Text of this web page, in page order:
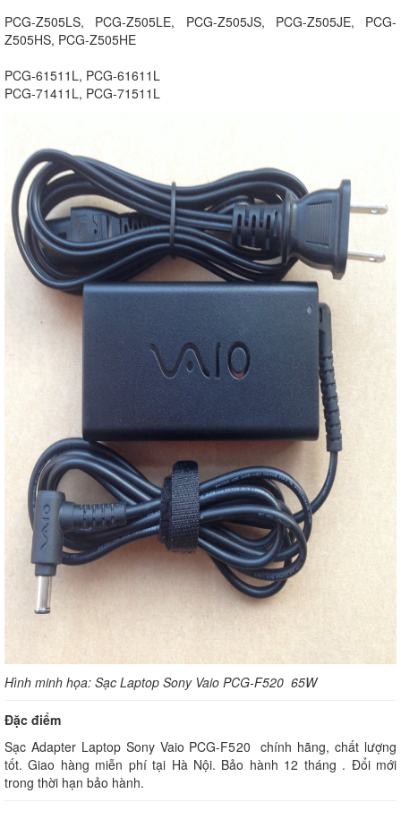
PCG-Z505LS, PCG-Z505LE, PCG-Z505JS, PCG-Z505JE, PCG-
Z505HS, PCG-Z505HE
PCG-61511L, PCG-61611L
PCG-71411L, PCG-71511L
Hình minh họa: Sạc Laptop Sony Vaio PCG-F520 65W
Đặc điểm
Sạc Adapter Laptop Sony Vaio PCG-F520 chính hãng, chất lượng
tốt. Giao hàng miễn phí tại Hà Nội. Bảo hành 12 tháng . Đổi mới
trong thời hạn bảo hành.